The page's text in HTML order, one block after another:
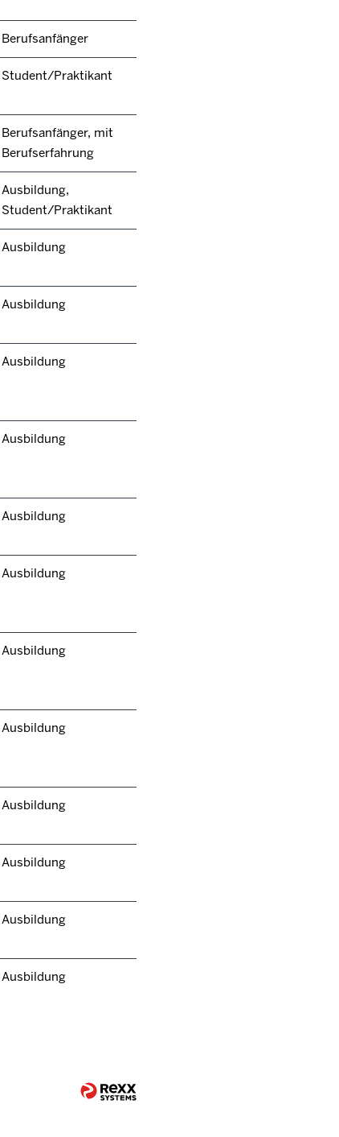
Berufsanfänger
Student/Praktikant
Berufsanfänger, mit
Berufserfahrung
Ausbildung,
Student/Praktikant
Ausbildung
Ausbildung
Ausbildung
Ausbildung
Ausbildung
Ausbildung
Ausbildung
Ausbildung
Ausbildung
Ausbildung
Ausbildung
Ausbildung